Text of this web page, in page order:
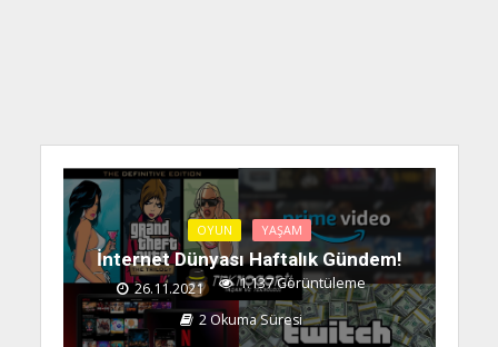
OYUN YAŞAM
İnternet Dünyası Haftalık Gündem!
26.11.2021
1.137 Görüntüleme
2 Okuma Süresi